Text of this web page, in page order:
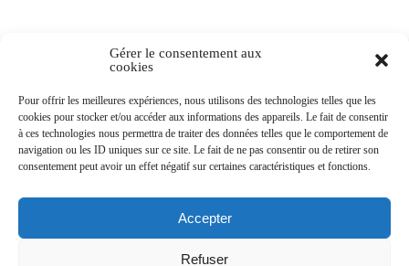
Gérer le consentement aux
cookies
Pour offrir les meilleures expériences, nous utilisons des technologies telles que les
cookies pour stocker et/ou accéder aux informations des appareils. Le fait de consentir
à ces technologies nous permettra de traiter des données telles que le comportement de
navigation ou les ID uniques sur ce site. Le fait de ne pas consentir ou de retirer son
consentement peut avoir un effet négatif sur certaines caractéristiques et fonctions.
Accepter
Refuser
Newsletters
Abonnez-vous à la newsletter
>